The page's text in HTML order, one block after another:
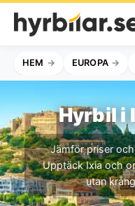
HEM EUROPA
Hyrbil i
Jämför priser
Upptäck Ixia och
utan